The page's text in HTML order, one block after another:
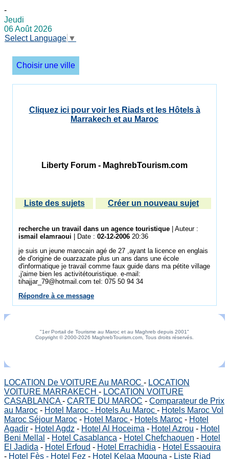
-
Jeudi
06 Août 2026
Select Language ▼
Choisir une ville
Cliquez ici pour voir les Riads et les Hôtels à
Marrakech et au Maroc
Liberty Forum - MaghrebTourism.com
Liste des sujets Créer un nouveau sujet
recherche un travail dans un agence touristique | Auteur :
ismail elamraoui | Date : 02-12-2006 20:36
je suis un jeune marocain agé de 27 ,ayant la licence en englais
de d'origine de ouarzazate plus un ans dans une école
d'informatique je travail comme faux guide dans ma pétite village
,j'aime bien les activitétouristique. e-mail:
tihajjar_79@hotmail.com tel: 075 50 94 34
Répondre à ce message
"1er Portail de Tourisme au Maroc et au Maghreb depuis 2001"
Copyright © 2000-2026 MaghrebTourism.com, Tous droits réservés.
LOCATION De VOITURE Au MAROC - LOCATION
VOITURE MARRAKECH - LOCATION VOITURE
CASABLANCA- CARTE DU MAROC - Comparateur de Prix
au Maroc - Hotel Maroc - Hotels Au Maroc - Hotels Maroc Vol
Maroc Séjour Maroc - Hotel Maroc - Hotels Maroc - Hotel
Agadir - Hotel Agdz - Hotel Al Hoceima - Hotel Azrou - Hotel
Beni Mellal - Hotel Casablanca - Hotel Chefchaouen - Hotel
El Jadida - Hotel Erfoud - Hotel Errachidia - Hotel Essaouira
- Hotel Fès - Hotel Fez - Hotel Kelaa Mgouna - Liste Riad